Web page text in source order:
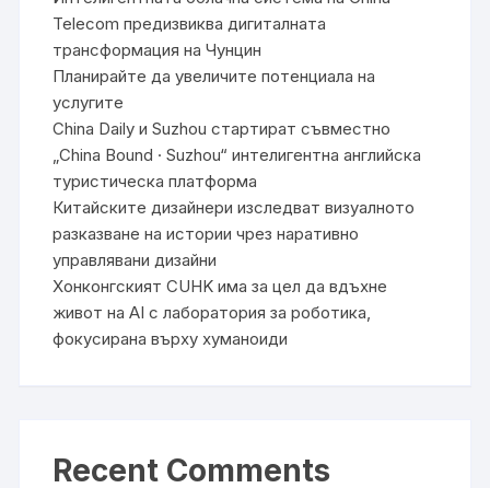
Telecom предизвиква дигиталната
трансформация на Чунцин
Планирайте да увеличите потенциала на
услугите
China Daily и Suzhou стартират съвместно
„China Bound · Suzhou“ интелигентна английска
туристическа платформа
Китайските дизайнери изследват визуалното
разказване на истории чрез наративно
управлявани дизайни
Хонконгският CUHK има за цел да вдъхне
живот на AI с лаборатория за роботика,
фокусирана върху хуманоиди
Recent Comments